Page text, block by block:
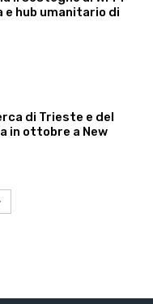
e hub umanitario di
di Trieste e del
in ottobre a New